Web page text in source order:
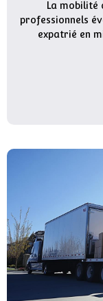
La mobilité
professionnels
expatrié en